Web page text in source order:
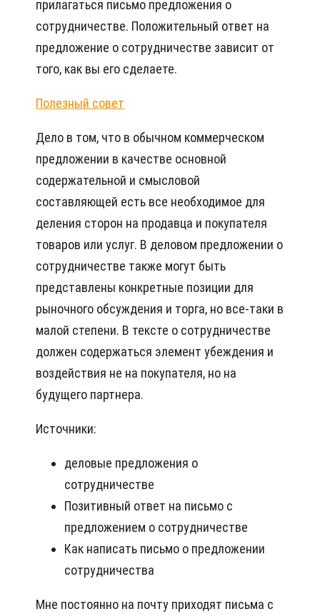
прилагаться письмо предложения о
сотрудничестве. Положительный ответ на
предложение о сотрудничестве зависит от
того, как вы его сделаете.
Полезный совет
Дело в том, что в обычном коммерческом
предложении в качестве основной
содержательной и смысловой
составляющей есть все необходимое для
деления сторон на продавца и покупателя
товаров или услуг. В деловом предложении о
сотрудничестве также могут быть
представлены конкретные позиции для
рыночного обсуждения и торга, но все-таки в
малой степени. В тексте о сотрудничестве
должен содержаться элемент убеждения и
воздействия не на покупателя, но на
будущего партнера.
Источники:
деловые предложения о
сотрудничестве
Позитивный ответ на письмо с
предложением о сотрудничестве
Как написать письмо о предложении
сотрудничества
Мне постоянно на почту приходят письма с